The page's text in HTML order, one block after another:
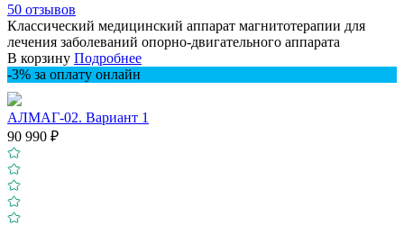
50 отзывов
Классический медицинский аппарат магнитотерапии для
лечения заболеваний опорно-двигательного аппарата
В корзину Подробнее
-3% за оплату онлайн
АЛМАГ-02. Вариант 1
90 990 ₽